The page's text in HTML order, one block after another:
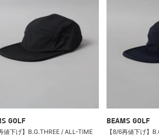
GOLF
値下げ】B.G.THREE / ALL-TIME
BEAMS GOLF
【8/6再値下げ】